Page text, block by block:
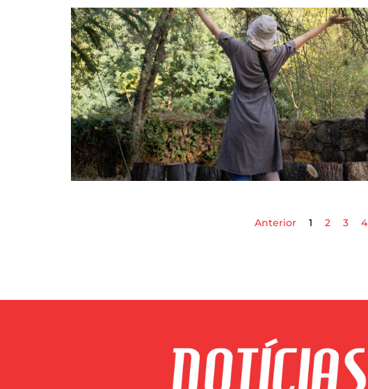
Anterior 1 2 3 4